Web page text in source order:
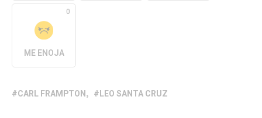
0
ME ENOJA
CARL FRAMPTON LEO SANTA CRUZ